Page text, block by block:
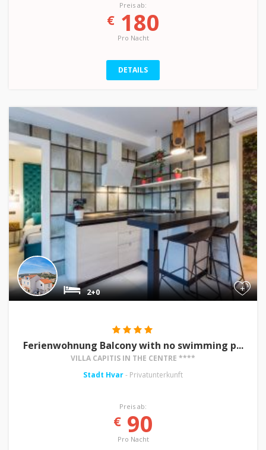
Preis ab:
€180
Pro Nacht
DETAILS
+
2+0
Ferienwohnung Balcony with no swimming p...
VILLA CAPITIS IN THE CENTRE ****
Stadt Hvar- Privatunterkunft
Preis ab:
€90
Pro Nacht